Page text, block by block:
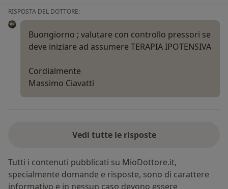
RISPOSTA DEL DOTTORE:
Buongiorno ; valutare con controllo pressori se
deve iniziare ad assumere TERAPIA IPOTENSIVA
Cordialmente
Massimo Ciavatti
Vedi tutte le risposte
Tutti i contenuti pubblicati su MioDottore.it,
specialmente domande e risposte, sono di carattere
informativo e in nessun caso devono essere